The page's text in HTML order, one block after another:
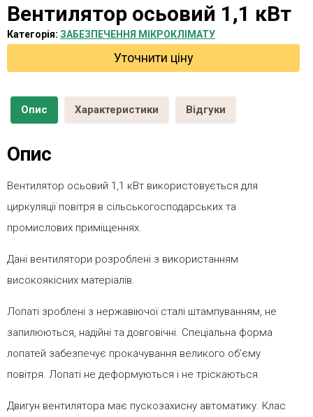
Вентилятор осьовий 1,1 кВт
Категорія: ЗАБЕЗПЕЧЕННЯ МІКРОКЛІМАТУ
Уточнити ціну
Опис Характеристики Відгуки
Опис
Вентилятор осьовий 1,1 кВт використовується для
циркуляції повітря в сільськогосподарських та
промислових приміщеннях.
Дані вентилятори розроблені з використанням
високоякісних матеріалів.
Лопаті зроблені з нержавіючої сталі штампуванням, не
запилюються, надійні та довговічні. Спеціальна форма
лопатей забезпечує прокачування великого об’єму
повітря. Лопаті не деформуються і не тріскаються.
Двигун вентилятора має пускозахисну автоматику. Клас